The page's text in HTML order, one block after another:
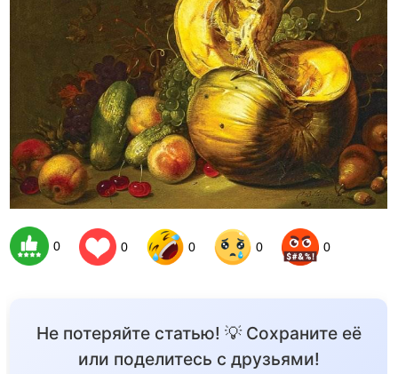
0 0 0 0 0
Не потеряйте статью! 💡 Сохраните её
или поделитесь с друзьями!